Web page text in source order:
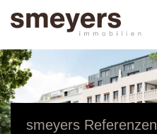
smeyers Referenzen